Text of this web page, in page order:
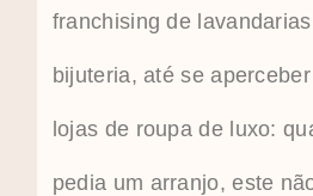
franchising de
bijuteria, até se
lojas de roupa de luxo:
pedia um arranjo, este